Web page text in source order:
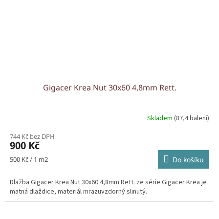
Gigacer Krea Nut 30x60 4,8mm Rett.
Skladem (87,4 balení)
744 Kč bez DPH
900 Kč
Měrná
500 Kč / 1 m2 Do košíku
Dlažba Gigacer Krea Nut 30x60 4,8mm Rett. ze série Gigacer Krea je
matná dlaždice, materiál mrazuvzdorný slinutý.